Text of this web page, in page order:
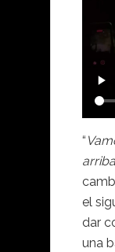
“
arriba
el
dar
una